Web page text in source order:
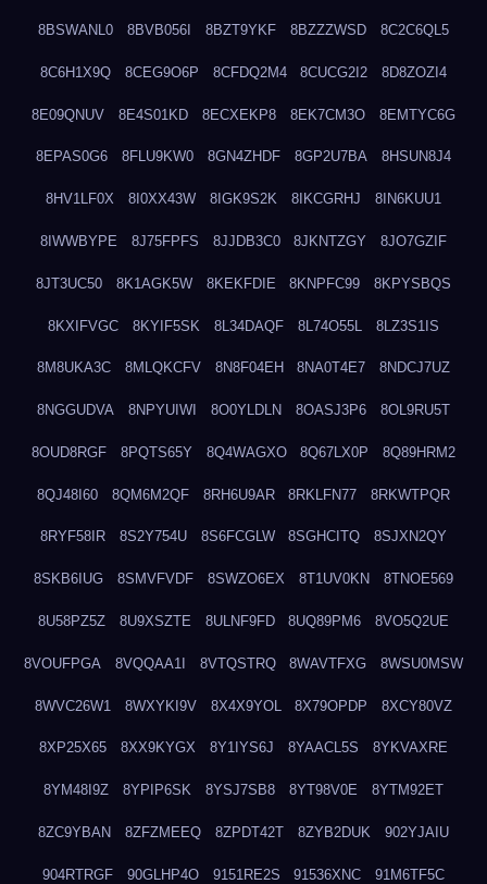
8BSWANL0 8BVB056I 8BZT9YKF 8BZZZWSD 8C2C6QL5
8C6H1X9Q 8CEG9O6P 8CFDQ2M4 8CUCG2I2 8D8ZOZI4
8E09QNUV 8E4S01KD 8ECXEKP8 8EK7CM3O 8EMTYC6G
8EPAS0G6 8FLU9KW0 8GN4ZHDF 8GP2U7BA 8HSUN8J4
8HV1LF0X 8I0XX43W 8IGK9S2K 8IKCGRHJ 8IN6KUU1
8IWWBYPE 8J75FPFS 8JJDB3C0 8JKNTZGY 8JO7GZIF
8JT3UC50 8K1AGK5W 8KEKFDIE 8KNPFC99 8KPYSBQS
8KXIFVGC 8KYIF5SK 8L34DAQF 8L74O55L 8LZ3S1IS
8M8UKA3C 8MLQKCFV 8N8F04EH 8NA0T4E7 8NDCJ7UZ
8NGGUDVA 8NPYUIWI 8O0YLDLN 8OASJ3P6 8OL9RU5T
8OUD8RGF 8PQTS65Y 8Q4WAGXO 8Q67LX0P 8Q89HRM2
8QJ48I60 8QM6M2QF 8RH6U9AR 8RKLFN77 8RKWTPQR
8RYF58IR 8S2Y754U 8S6FCGLW 8SGHCITQ 8SJXN2QY
8SKB6IUG 8SMVFVDF 8SWZO6EX 8T1UV0KN 8TNOE569
8U58PZ5Z 8U9XSZTE 8ULNF9FD 8UQ89PM6 8VO5Q2UE
8VOUFPGA 8VQQAA1I 8VTQSTRQ 8WAVTFXG 8WSU0MSW
8WVC26W1 8WXYKI9V 8X4X9YOL 8X79OPDP 8XCY80VZ
8XP25X65 8XX9KYGX 8Y1IYS6J 8YAACL5S 8YKVAXRE
8YM48I9Z 8YPIP6SK 8YSJ7SB8 8YT98V0E 8YTM92ET
8ZC9YBAN 8ZFZMEEQ 8ZPDT42T 8ZYB2DUK 902YJAIU
904RTRGF 90GLHP4O 9151RE2S 91536XNC 91M6TF5C